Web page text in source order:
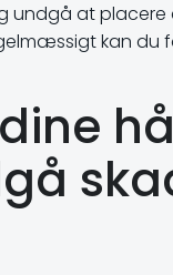
undgå at
kan du